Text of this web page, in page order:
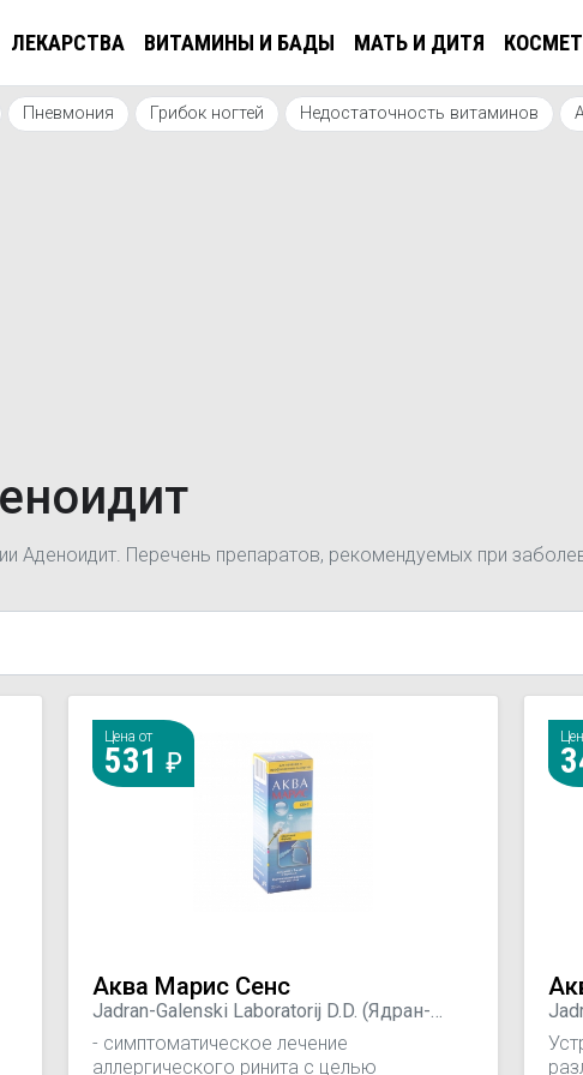
ЛЕКАРСТВА ВИТАМИНЫ И БАДЫ МАТЬ И ДИТЯ
Пневмония Грибок ногтей Недостаточность витаминов
Аденоидит. Перечень препаратов, рекомендуемых при
Цена от
531
Аква Марис Сенс
Jadran-Galenski Laboratorij D.D. (Ядран-
- симптоматическое лечение
аллергического ринита с целью